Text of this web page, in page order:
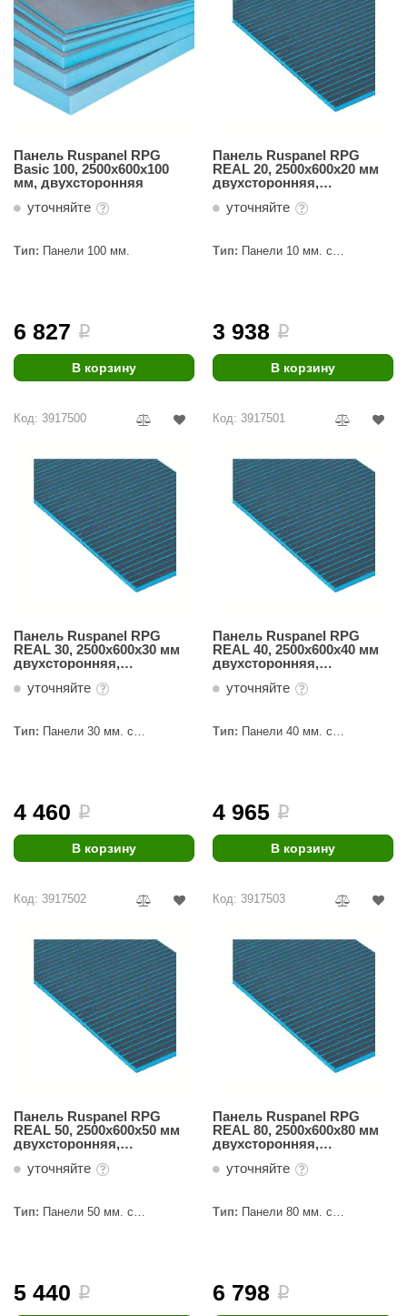
камень
камень
ecology
KERN
Панель Ruspanel RPG
Basic 100, 2500х600х100
мм, двухсторонняя
уточняйте
Тип: Панели 100 мм.
6 827 i
В корзину
Панель Ruspanel RPG
REAL 20, 2500х600х20 мм
двухсторонняя,
уточняйте
Тип: Панели 10 мм. с
3 938 i
В корзину
Код: 3917500
Панель Ruspanel RPG
REAL 30, 2500х600х30 мм
двухсторонняя,
уточняйте
Тип: Панели 30 мм. с
4 460 i
В корзину
Код: 3917501
Панель Ruspanel RPG
REAL 40, 2500х600х40 мм
двухсторонняя,
уточняйте
Тип: Панели 40 мм. с
4 965 i
В корзину
Код: 3917502
Панель Ruspanel RPG
REAL 50, 2500х600х50 мм
двухсторонняя,
уточняйте
Тип: Панели 50 мм. с
5 440 i
Код: 3917503
Панель Ruspanel RPG
REAL 80, 2500х600х80 мм
двухсторонняя,
уточняйте
Тип: Панели 80 мм. с
6 798 i